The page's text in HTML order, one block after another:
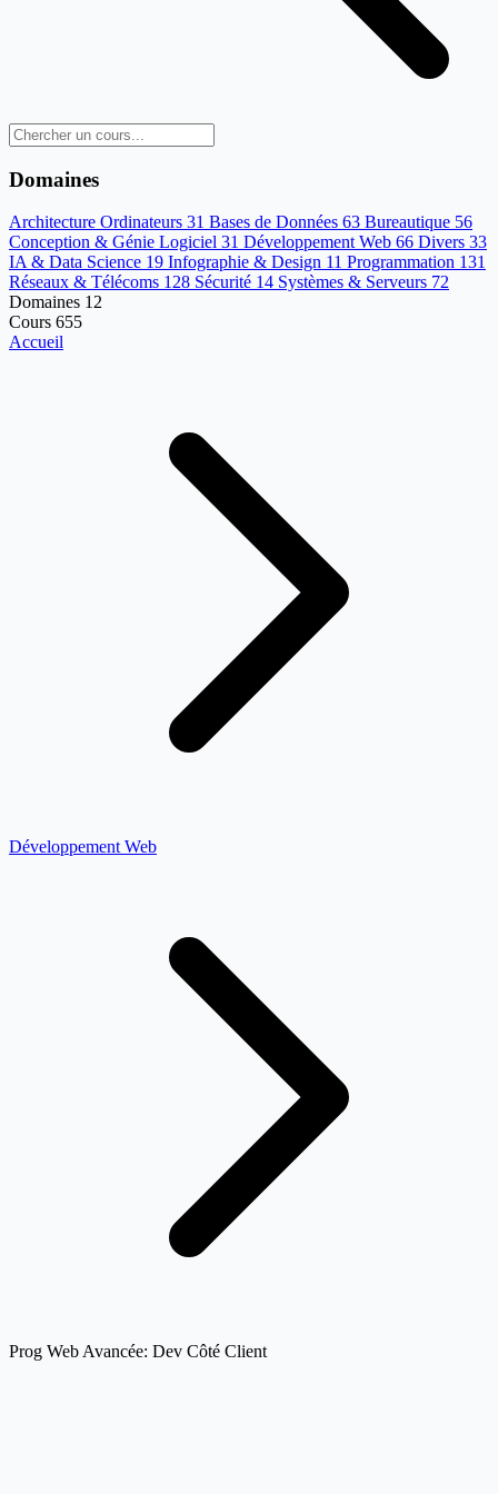
Domaines
Architecture Ordinateurs 31 Bases de Données 63 Bureautique 56
Conception & Génie Logiciel 31 Développement Web 66 Divers 33
IA & Data Science 19 Infographie & Design 11 Programmation 131
Réseaux & Télécoms 128 Sécurité 14 Systèmes & Serveurs 72
Domaines 12
Cours 655
Accueil
Développement Web
Prog Web Avancée: Dev Côté Client